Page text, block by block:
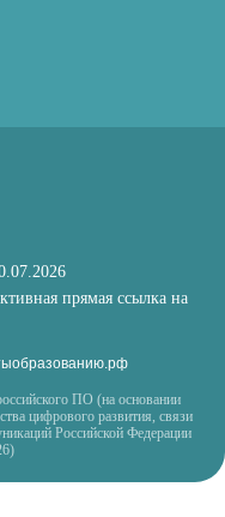
прямая ссылка на
ПО (на основании
цифрового развития, связи
Российской Федерации